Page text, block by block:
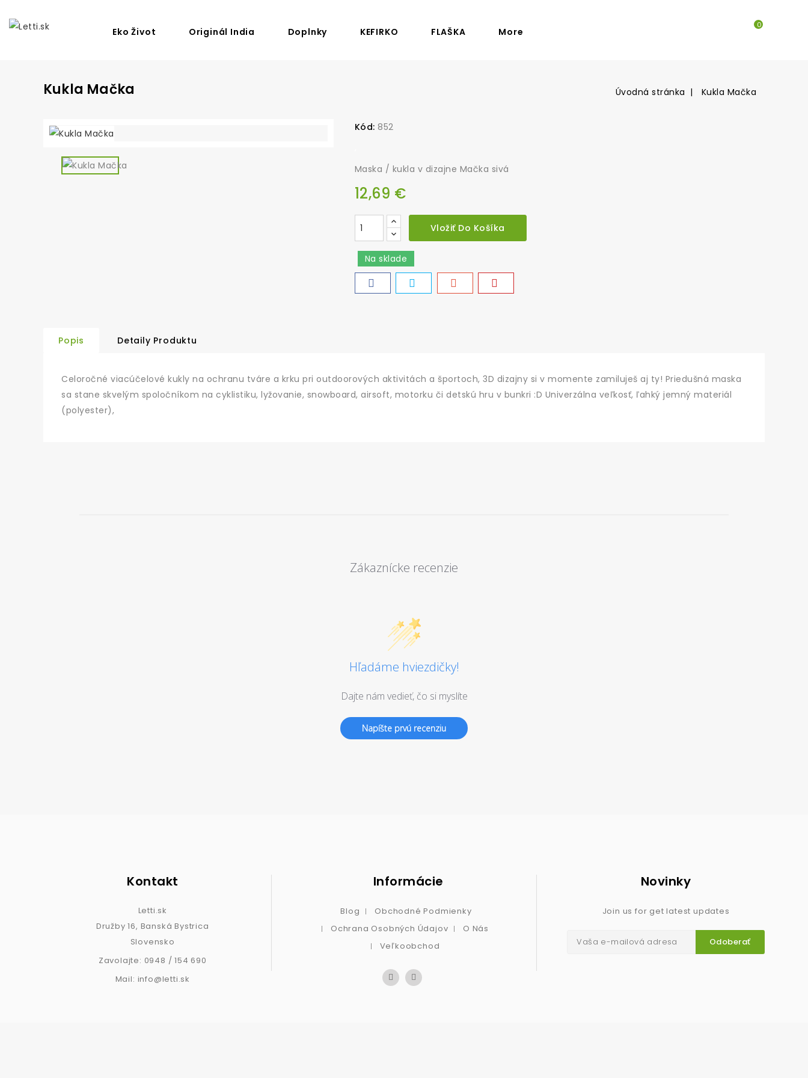
0
Eko Život Originál India Doplnky KEFIRKO FLAŠKA More
Kukla Mačka Úvodná stránka Kukla Mačka
Kód: 852
Maska / kukla v dizajne Mačka sivá
12,69 €
Vložiť Do Košíka
Na sklade
Popis Detaily Produktu
Celoročné viacúčelové kukly na ochranu tváre a krku pri outdoorových aktivitách a športoch, 3D dizajny si v momente zamiluješ aj ty! Priedušná maska
sa stane skvelým spoločníkom na cyklistiku, lyžovanie, snowboard, airsoft, motorku či detskú hru v bunkri :D Univerzálna veľkosť, ľahký jemný materiál
(polyester),
Zákaznícke recenzie
Hľadáme hviezdičky!
Dajte nám vedieť, čo si myslíte
Napíšte prvú recenziu
Kontakt
Letti.sk
Družby 16, Banská Bystrica
Slovensko
Zavolajte: 0948 / 154 690
Mail: info@letti.sk
Informácie
Blog
Obchodné Podmienky
Ochrana Osobných Údajov
O Nás
Veľkoobchod
Novinky
Join us for get latest updates